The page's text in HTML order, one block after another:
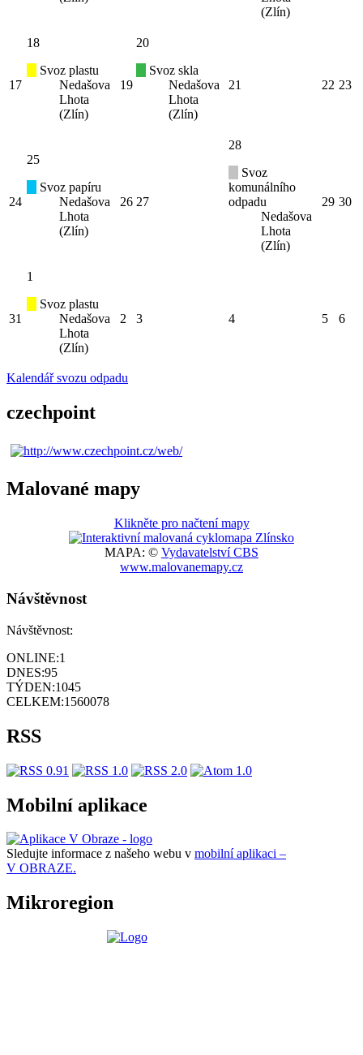
(Zlín)
17
18
Svoz plastu
Nedašova
Lhota
(Zlín)
19
20
Svoz skla
Nedašova
Lhota
(Zlín)
21 22 23
24
25
Svoz papíru
Nedašova
Lhota
(Zlín)
26 27
28
Svoz
komunálního
odpadu
Nedašova
Lhota
(Zlín)
29 30
31
1
Svoz plastu
Nedašova
Lhota
(Zlín)
2 3 4 5 6
Kalendář svozu odpadu
czechpoint
Malované mapy
Klikněte pro načtení mapy
MAPA: © Vydavatelství CBS
www.malovanemapy.cz
Návštěvnost
Návštěvnost:
ONLINE:1
DNES:95
TÝDEN:1045
CELKEM:1560078
RSS
Mobilní aplikace
Sledujte informace z našeho webu v mobilní aplikaci –
V OBRAZE.
Mikroregion